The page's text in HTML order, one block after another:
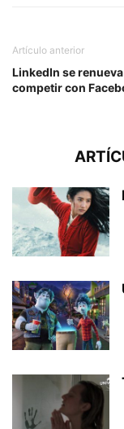
Artículo anterior
LinkedIn se
competir con